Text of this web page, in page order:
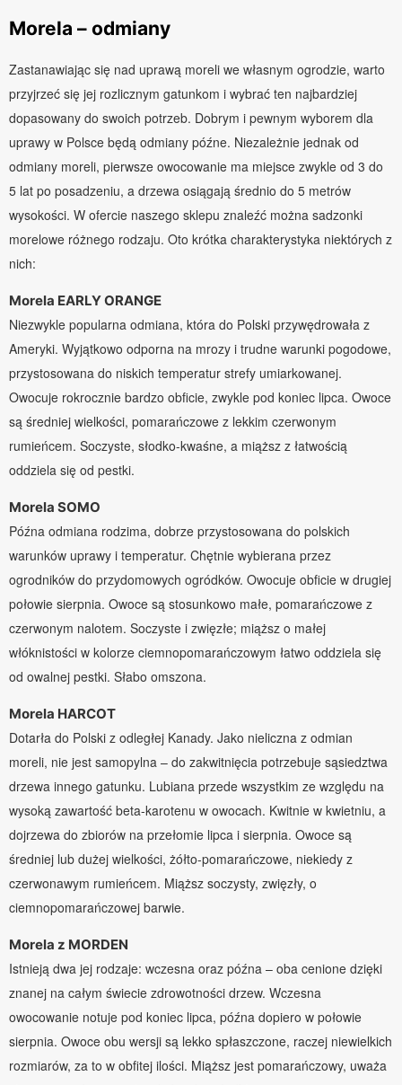
Morela – odmiany
Zastanawiając się nad uprawą moreli we własnym ogrodzie, warto
przyjrzeć się jej rozlicznym gatunkom i wybrać ten najbardziej
dopasowany do swoich potrzeb. Dobrym i pewnym wyborem dla
uprawy w Polsce będą odmiany późne. Niezależnie jednak od
odmiany moreli, pierwsze owocowanie ma miejsce zwykle od 3 do
5 lat po posadzeniu, a drzewa osiągają średnio do 5 metrów
wysokości. W ofercie naszego sklepu znaleźć można sadzonki
morelowe różnego rodzaju. Oto krótka charakterystyka niektórych z
nich:
Morela EARLY ORANGE
Niezwykle popularna odmiana, która do Polski przywędrowała z
Ameryki. Wyjątkowo odporna na mrozy i trudne warunki pogodowe,
przystosowana do niskich temperatur strefy umiarkowanej.
Owocuje rokrocznie bardzo obficie, zwykle pod koniec lipca. Owoce
są średniej wielkości, pomarańczowe z lekkim czerwonym
rumieńcem. Soczyste, słodko-kwaśne, a miąższ z łatwością
oddziela się od pestki.
Morela SOMO
Późna odmiana rodzima, dobrze przystosowana do polskich
warunków uprawy i temperatur. Chętnie wybierana przez
ogrodników do przydomowych ogródków. Owocuje obficie w drugiej
połowie sierpnia. Owoce są stosunkowo małe, pomarańczowe z
czerwonym nalotem. Soczyste i zwięzłe; miąższ o małej
włóknistości w kolorze ciemnopomarańczowym łatwo oddziela się
od owalnej pestki. Słabo omszona.
Morela HARCOT
Dotarła do Polski z odległej Kanady. Jako nieliczna z odmian
moreli, nie jest samopylna – do zakwitnięcia potrzebuje sąsiedztwa
drzewa innego gatunku. Lubiana przede wszystkim ze względu na
wysoką zawartość beta-karotenu w owocach. Kwitnie w kwietniu, a
dojrzewa do zbiorów na przełomie lipca i sierpnia. Owoce są
średniej lub dużej wielkości, żółto-pomarańczowe, niekiedy z
czerwonawym rumieńcem. Miąższ soczysty, zwięzły, o
ciemnopomarańczowej barwie.
Morela z MORDEN
Istnieją dwa jej rodzaje: wczesna oraz późna – oba cenione dzięki
znanej na całym świecie zdrowotności drzew. Wczesna
owocowanie notuje pod koniec lipca, późna dopiero w połowie
sierpnia. Owoce obu wersji są lekko spłaszczone, raczej niewielkich
rozmiarów, za to w obfitej ilości. Miąższ jest pomarańczowy, uważa